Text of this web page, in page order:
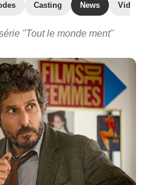
Casting News
"Tout le monde ment"